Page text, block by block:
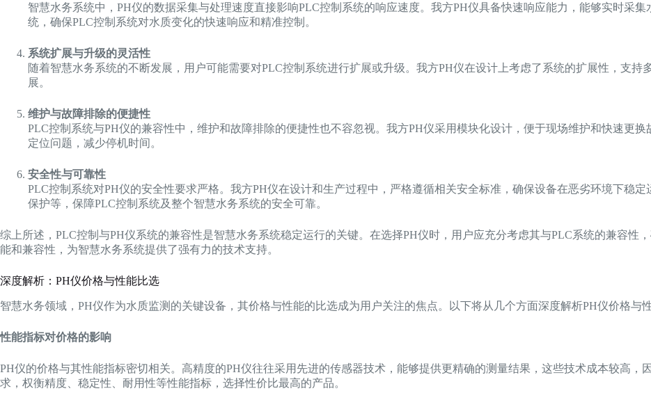
智慧水务系统中，PH仪的数据采集与处理速度直接影响PLC控制系统的响应速度。我方PH仪具备快速响应能力，能够实时采
统，确保PLC控制系统对水质变化的快速响应和精准控制。
系统扩展与升级的灵活性
随着智慧水务系统的不断发展，用户可能需要对PLC控制系统进行扩展或升级。我方PH仪在设计上考虑了系统的扩展性，支
展。
维护与故障排除的便捷性
PLC控制系统与PH仪的兼容性中，维护和故障排除的便捷性也不容忽视。我方PH仪采用模块化设计，便于现场维护和快速更
定位问题，减少停机时间。
安全性与可靠性
PLC控制系统对PH仪的安全性要求严格。我方PH仪在设计和生产过程中，严格遵循相关安全标准，确保设备在恶劣环境下稳
保护等，保障PLC控制系统及整个智慧水务系统的安全可靠。
综上所述，PLC控制与PH仪系统的兼容性是智慧水务系统稳定运行的关键。在选择PH仪时，用户应充分考虑其与PLC系统的兼容性
能和兼容性，为智慧水务系统提供了强有力的技术支持。
深度解析：PH仪价格与性能比选
智慧水务领域，PH仪作为水质监测的关键设备，其价格与性能的比选成为用户关注的焦点。以下将从几个方面深度解析PH仪价格与
性能指标对价格的影响
PH仪的价格与其性能指标密切相关。高精度的PH仪往往采用先进的传感器技术，能够提供更精确的测量结果，这些技术成本较高，
求，权衡精度、稳定性、耐用性等性能指标，选择性价比最高的产品。